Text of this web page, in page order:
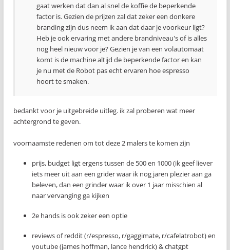
gaat werken dat dan al snel de koffie de beperkende
factor is. Gezien de prijzen zal dat zeker een donkere
branding zijn dus neem ik aan dat daar je voorkeur ligt?
Heb je ook ervaring met andere brandniveau's of is alles
nog heel nieuw voor je? Gezien je van een volautomaat
komt is de machine altijd de beperkende factor en kan
je nu met de Robot pas echt ervaren hoe espresso
hoort te smaken.
bedankt voor je uitgebreide uitleg. ik zal proberen wat meer
achtergrond te geven.
voornaamste redenen om tot deze 2 malers te komen zijn
prijs, budget ligt ergens tussen de 500 en 1000 (ik geef liever
iets meer uit aan een grider waar ik nog jaren plezier aan ga
beleven, dan een grinder waar ik over 1 jaar misschien al
naar vervanging ga kijken
2e hands is ook zeker een optie
reviews of reddit (r/espresso, r/gaggimate, r/cafelatrobot) en
youtube (james hoffman, lance hendrick) & chatgpt